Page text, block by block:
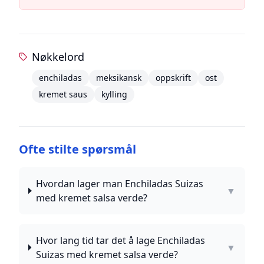
Nøkkelord
enchiladas meksikansk oppskrift
ost
kremet saus
kylling
Ofte stilte spørsmål
Hvordan lager man Enchiladas Suizas
med kremet salsa verde?
▼
Hvor lang tid tar det å lage Enchiladas
Suizas med kremet salsa verde?
▼